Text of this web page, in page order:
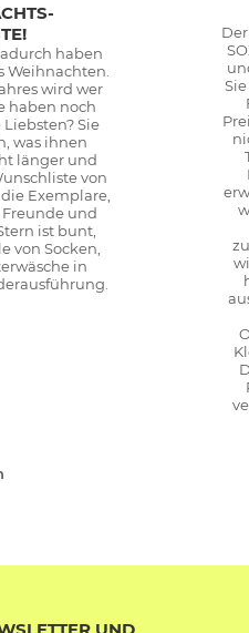
haben
Weihnachten.
wird wer
haben noch
Sie
was ihnen
länger und
von
Exemplare,
und
ist bunt,
von Socken,
in